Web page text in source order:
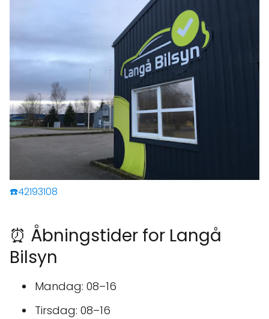
☎️42193108
⏰ Åbningstider for Langå
Bilsyn
Mandag: 08–16
Tirsdag: 08–16